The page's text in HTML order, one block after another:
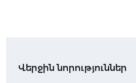
Վերջին նորություններ